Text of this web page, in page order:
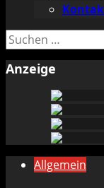
Suchen
Anzeige
Allgemein